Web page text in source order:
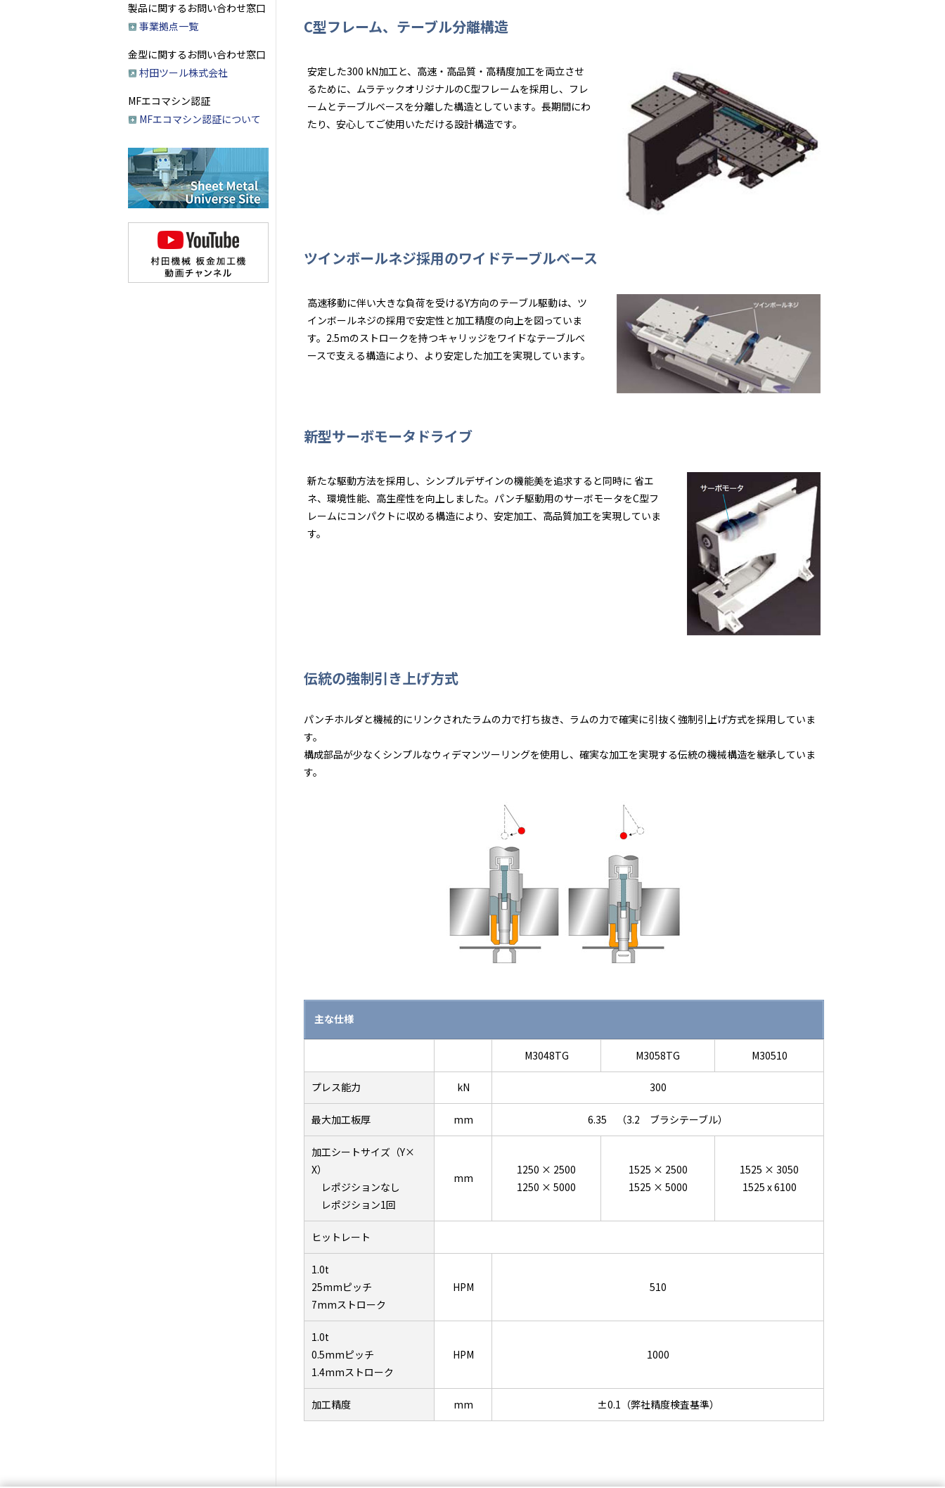
製品に関するお問い合わせ窓口
事業拠点一覧
金型に関するお問い合わせ窓口
村田ツール株式会社
MFエコマシン認証
MFエコマシン認証について
C型フレーム、テーブル分離構造
安定した300 kN加工と、高速・高品質・高精度加工を両立させ
るために、ムラテックオリジナルのC型フレームを採用し、フレ
ームとテーブルベースを分離した構造としています。長期間にわ
たり、安心してご使用いただける設計構造です。
ツインボールネジ採用のワイドテーブルベース
高速移動に伴い大きな負荷を受けるY方向のテーブル駆動は、ツ
インボールネジの採用で安定性と加工精度の向上を図っていま
す。2.5mのストロークを持つキャリッジをワイドなテーブルベ
ースで支える構造により、より安定した加工を実現しています。
新型サーボモータドライブ
新たな駆動方法を採用し、シンプルデザインの機能美を追求すると同時に 省エ
ネ、環境性能、高生産性を向上しました。パンチ駆動用のサーボモータをC型フ
レームにコンパクトに収める構造により、安定加工、高品質加工を実現していま
す。
伝統の強制引き上げ方式
パンチホルダと機械的にリンクされたラムの力で打ち抜き、ラムの力で確実に引抜く強制引上げ方式を採用していま
す。
構成部品が少なくシンプルなウィデマンツーリングを使用し、確実な加工を実現する伝統の機械構造を継承していま
す。
主な仕様
M3048TG M3058TG M30510
プレス能力 kN 300
最大加工板厚 mm 6.35 （3.2 ブラシテーブル）
加工シートサイズ（Y×
X）
レポジションなし
レポジション1回
mm
1250 × 2500
1250 × 5000
1525 × 2500
1525 × 5000
1525 × 3050
1525 x 6100
ヒットレート
1.0t
25mmピッチ
7mmストローク
HPM 510
1.0t
0.5mmピッチ
1.4mmストローク
HPM 1000
加工精度 mm ±0.1（弊社精度検査基準）